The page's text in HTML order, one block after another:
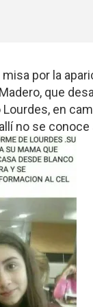
misa por la
que
en
no se conoce